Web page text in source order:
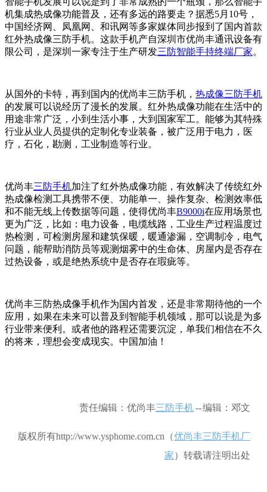
机集成热成像功能普及，还有多远的路要走？据悉5月 10号，
中国经济网、凤凰网、和讯网等多家媒体同步报到了国内首款
红外热成像三防手机。这款手机产自深圳市优尚丰通讯设备有
限公司，是深圳一家专注于生产研发三防智能手持终端厂家。
从国外的卡特，再到国内的优尚丰三防手机， 热成像三防手机
的发展可以说经历了漫长的发展。红外热成像功能在生活中的
用途非常广泛，小到生活小事，大到国家军工。能够为其特殊
行业从业人员提供的定制化专业装备，被广泛用于电力，医
疗，石化，勘测，工业制造等行业。
优尚丰三防手机加注了红外热成像功能，有效解决了传统红外
热成像检测工具携带不便、功能单一、操作复杂、检测效率低
和不能无线上传数据等问题，使得优尚丰B9000i在应用场景也
更为广泛，比如：电力设备，电缆线路，工业生产过程温度过
热检测，可检测房屋和建筑保暖，暖通渗漏，空调制冷，电气
问题，能帮助消防员等观测烟雾中的生命体、房屋内是否存在
过热设备，或是绝热系统中是否存在瑕疵等。
优尚丰三防热成像手机作为国内首发，还是非常期待他的一个
应用，如果在未来可以普及到智能手机领域，那可以说是为多
行业带来便利。或者他的路程还需要沉淀，单我们相信在不久
的将来，理想会变成现实。中国加油！
责任编辑：优尚丰三防手机-- 编辑：邓文
版权所有http://www.ysphome.com.cn（优尚丰三防手机厂
家） 转载请注明出处